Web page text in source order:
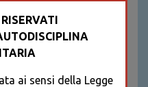
ai sensi della Legge